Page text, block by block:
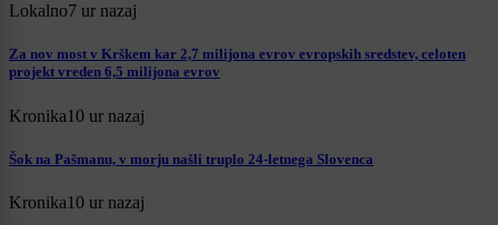
Lokalno7 ur nazaj
Za nov most v Krškem kar 2,7 milijona evrov evropskih sredstev, celoten
projekt vreden 6,5 milijona evrov
Kronika10 ur nazaj
Šok na Pašmanu, v morju našli truplo 24-letnega Slovenca
Kronika10 ur nazaj